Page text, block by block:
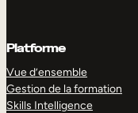
Platforme
Vue d’ensemble
Gestion de la formation
Skills Intelligence